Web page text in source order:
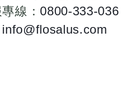
線： 0800-333-036